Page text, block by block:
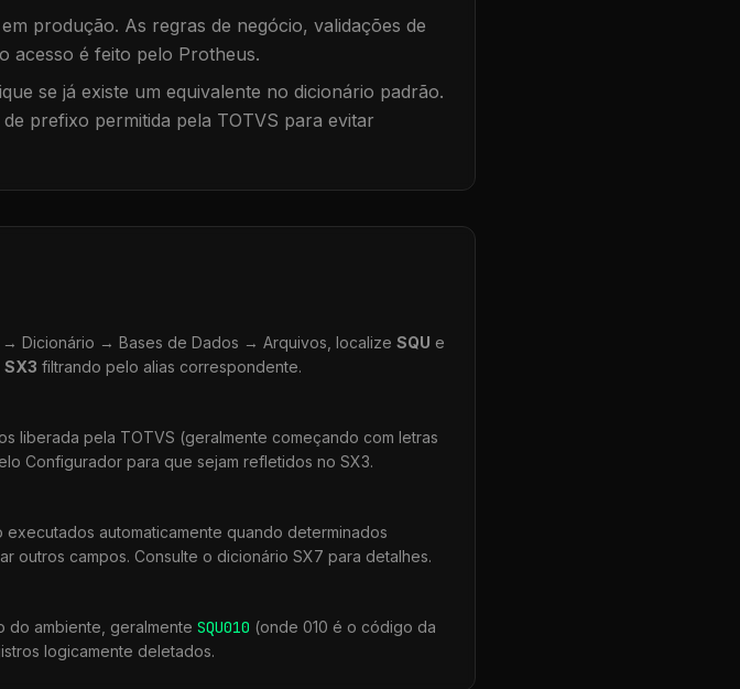
produção. As regras de negócio, validações de
acesso é feito pelo Protheus.
se já existe um equivalente no dicionário padrão.
prefixo permitida pela TOTVS para evitar
Dicionário → Bases de Dados → Arquivos, localize SQU e
SX3 filtrando pelo alias correspondente.
liberada pela TOTVS (geralmente começando com letras
Configurador para que sejam refletidos no SX3.
executados automaticamente quando determinados
outros campos. Consulte o dicionário SX7 para detalhes.
do ambiente, geralmente SQU010 (onde 010 é o código da
logicamente deletados.